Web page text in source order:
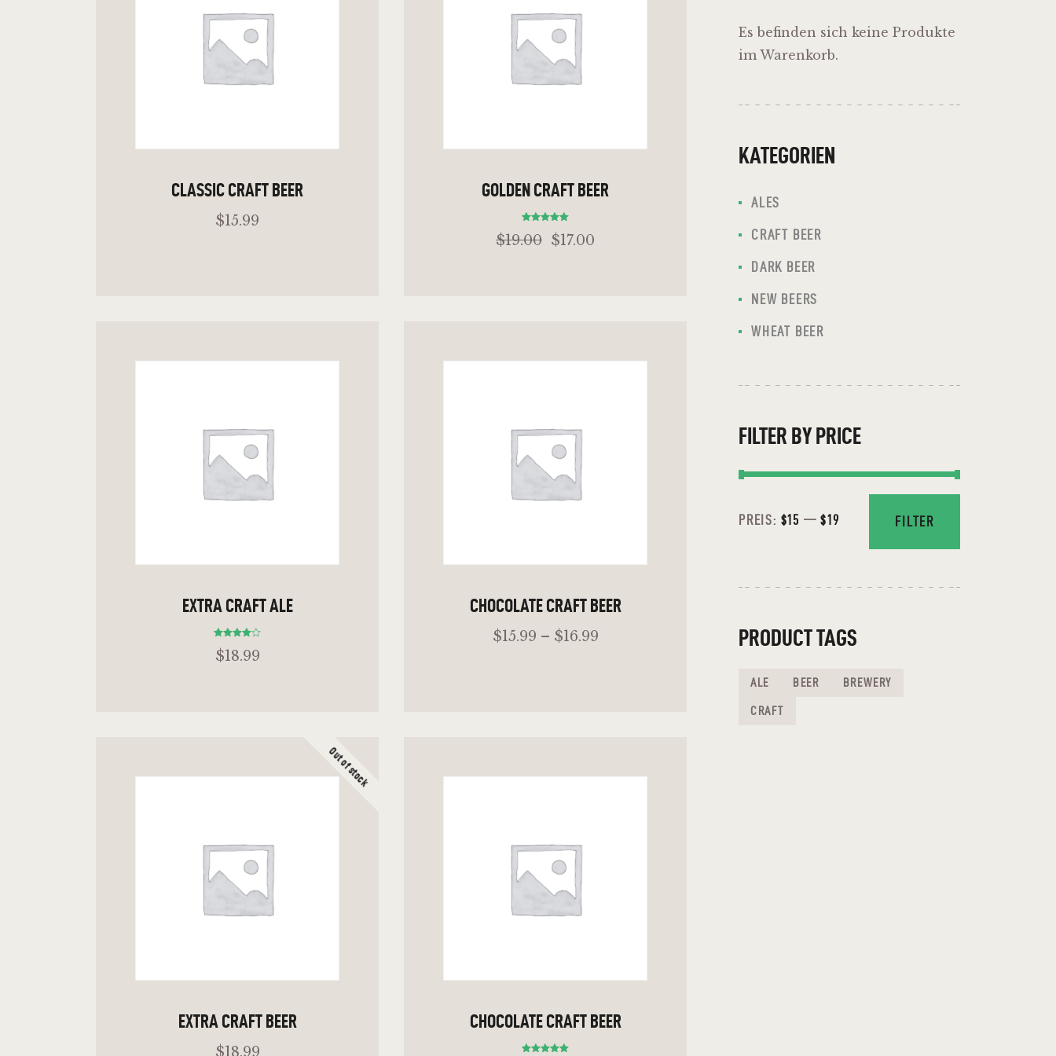
CLASSIC CRAFT BEER
$15.99
GOLDEN CRAFT BEER
mit
$19.00 $17.00
EXTRA CRAFT ALE
mit
$18.99
CHOCOLATE CRAFT BEER
$15.99 – $16.99
Out of stock
EXTRA CRAFT BEER
$18.99
CHOCOLATE CRAFT BEER
Es befinden sich keine Produkte
im Warenkorb.
KATEGORIEN
ALES
CRAFT BEER
DARK BEER
NEW BEERS
WHEAT BEER
FILTER BY PRICE
FILTER
PREIS: $15 —$19
PRODUCT TAGS
ALE BEER BREWERY
CRAFT